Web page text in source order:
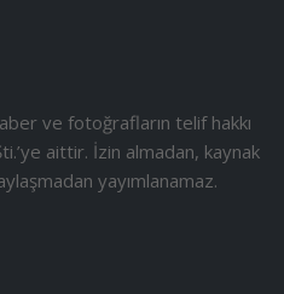
ve fotoğrafların telif hakkı
aittir. İzin almadan, kaynak
yayımlanamaz.